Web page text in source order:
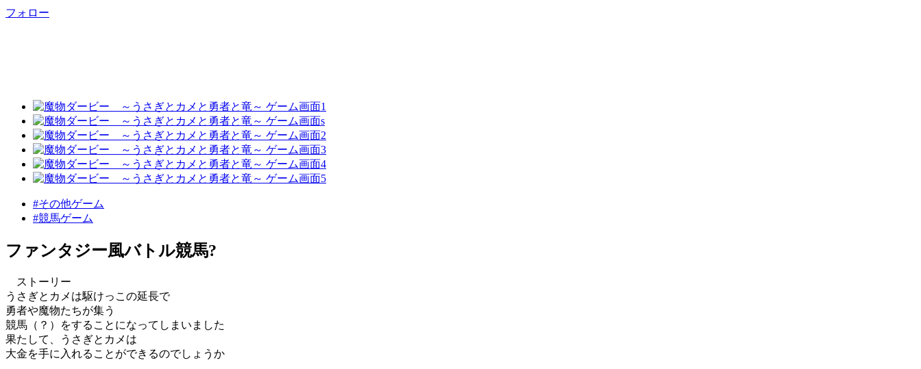
フォロー
#その他ゲーム
#競馬ゲーム
ファンタジー風バトル競馬?
ストーリー
うさぎとカメは駆けっこの延長で
勇者や魔物たちが集う
競馬（？）をすることになってしまいました
果たして、うさぎとカメは
大金を手に入れることができるのでしょうか